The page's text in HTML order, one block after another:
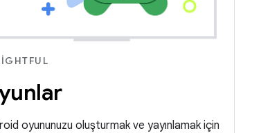
oyununuzu oluşturmak ve yayınlamak için